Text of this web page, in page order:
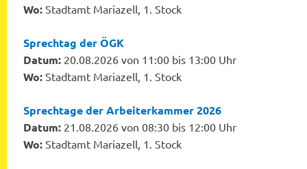
Wo: Stadtamt Mariazell, 1. Stock
Sprechtag der ÖGK
Datum: 20.08.2026 von 11:00 bis 13:00 Uhr
Wo: Stadtamt Mariazell, 1. Stock
Sprechtage der Arbeiterkammer 2026
Datum: 21.08.2026 von 08:30 bis 12:00 Uhr
Wo: Stadtamt Mariazell, 1. Stock